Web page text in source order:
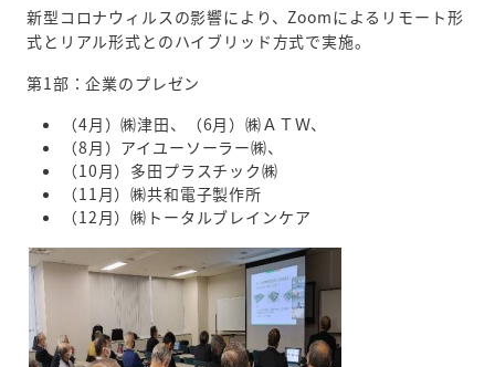
新型コロナウィルスの影響により、Zoomによるリモート形
式とリアル形式とのハイブリッド方式で実施。
第1部：企業のプレゼン
（4月）㈱津田、（6月）㈱ＡＴＷ、
（8月）アイユーソーラー㈱、
（10月）多田プラスチック㈱
（11月）㈱共和電子製作所
（12月）㈱トータルブレインケア